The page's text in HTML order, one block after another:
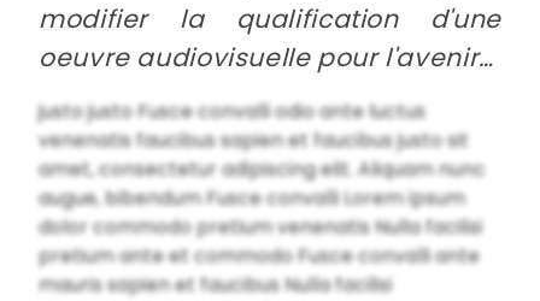
modifier la qualification d'une
oeuvre audiovisuelle pour l'avenir…
justo justo Fusce convalli odio ante luctus
venenatis faucibus sapien et faucibus justo sit
amet, consectetur adipiscing elit. Aliquam nunc
augue, bibendum Fusce convalli Lorem ipsum
dolor commodo pretium venenatis Nulla facilisi
pretium ante et commodo Fusce convalli ante
mauris sapien et faucibus Nulla facilisi